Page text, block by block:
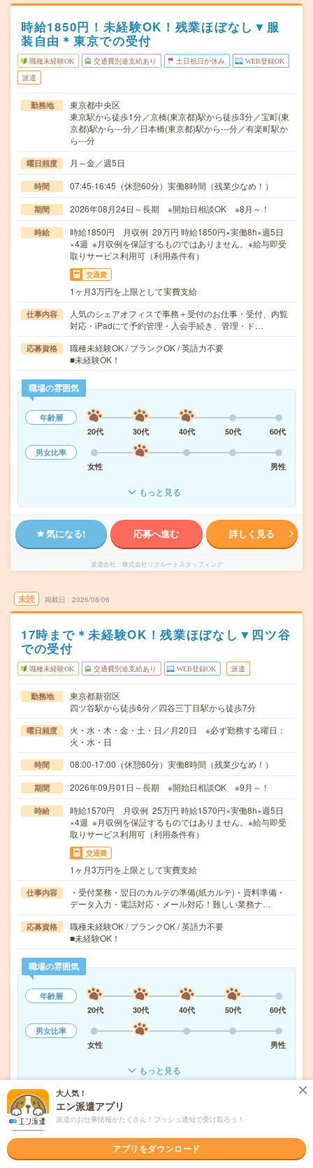
時給1850円！未経験OK！残業ほぼなし▼服
装自由＊東京での受付
職種未経験OK 交通費別途支給あり 土日祝日が休み WEB登録OK
派遣
勤務地
東京都中央区
東京駅から徒歩1分／京橋(東京都)駅から徒歩3分／宝町(東
京都)駅から---分／日本橋(東京都)駅から---分／有楽町駅か
ら---分
曜日頻度 月～金／週5日
時間 07:45-16:45（休憩60分）実働8時間（残業少なめ！）
期間 2026年08月24日～長期 ※開始日相談OK ※8月～！
時給
時給1850円 月収例 29万円 時給1850円×実働8h×週5日
×4週 ※月収例を保証するものではありません。※給与即受
取りサービス利用可（利用条件有）
交通費
1ヶ月3万円を上限として実費支給
仕事内容
人気のシェアオフィスで事務＋受付のお仕事・受付、内覧
対応・iPadにて予約管理・入会手続き、管理・ド…
応募資格
職種未経験OK / ブランクOK / 英語力不要
■未経験OK！
職場の雰囲気
年齢層
20代
30代 40代 50代
60代
男女比率
女性
男性
もっと見る
気になる! 応募へ進む 詳しく見る
派遣会社 株式会社リクルートスタッフィング
未読 掲載日 2026/08/06
17時まで＊未経験OK！残業ほぼなし▼四ツ谷
での受付
職種未経験OK 交通費別途支給あり WEB登録OK 派遣
勤務地
東京都新宿区
四ツ谷駅から徒歩6分／四谷三丁目駅から徒歩7分
曜日頻度
火・水・木・金・土・日／月20日 ※必ず勤務する曜日：
火・水・日
時間 08:00-17:00（休憩60分）実働8時間（残業少なめ！）
期間 2026年09月01日～長期 ※開始日相談OK ※9月～！
時給
時給1570円 月収例 25万円 時給1570円×実働8h×週5日
×4週 ※月収例を保証するものではありません。※給与即受
取りサービス利用可（利用条件有）
交通費
1ヶ月3万円を上限として実費支給
仕事内容
・受付業務・翌日のカルテの準備(紙カルテ)・資料準備・
データ入力・電話対応・メール対応！難しい業務ナ…
応募資格
職種未経験OK / ブランクOK / 英語力不要
■未経験OK！
職場の雰囲気
年齢層
20代
30代 40代 50代
60代
男女比率
女性
男性
もっと見る
気になる!
株式会社リクルートスタッフィング
大人気！
エン派遣アプリ
派遣のお仕事情報がたくさん！プッシュ通知で受け取ろう！
アプリをダウンロード